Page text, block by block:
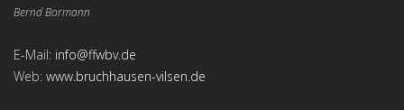
Bernd Bormann
E-Mail: info@ffwbv.de
Web: www.bruchhausen-vilsen.de